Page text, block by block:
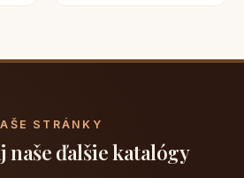
STRÁNKY
naše ďalšie katalógy